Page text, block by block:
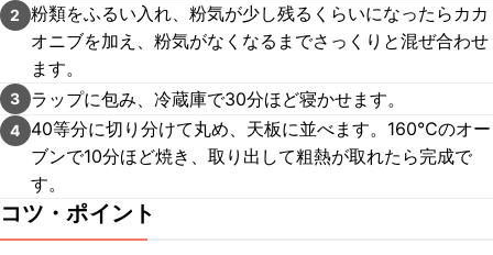
2
粉類をふるい入れ、粉気が少し残るくらいになったらカカ
オニブを加え、粉気がなくなるまでさっくりと混ぜ合わせ
ます。
3 ラップに包み、冷蔵庫で30分ほど寝かせます。
4
40等分に切り分けて丸め、天板に並べます。160℃のオー
ブンで10分ほど焼き、取り出して粗熱が取れたら完成で
す。
コツ・ポイント